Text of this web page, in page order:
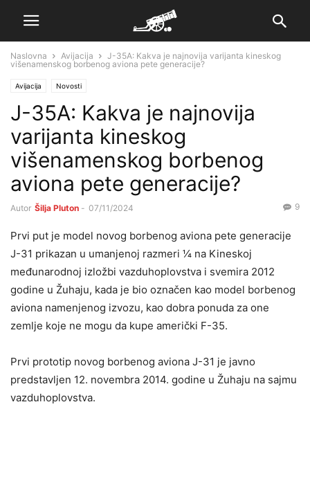
Naslovna Avijacija
J-35A: Kakva je najnovija varijanta kineskog
višenamenskog borbenog aviona pete generacije?
Avijacija Novosti
J-35A: Kakva je najnovija
varijanta kineskog
višenamenskog borbenog
aviona pete generacije?
Autor Šilja Pluton - 07/11/2024 9
Prvi put je model novog borbenog aviona pete generacije
J-31 prikazan u umanjenoj razmeri 1⁄4 na Kineskoj
međunarodnoj izložbi vazduhoplovstva i svemira 2012
godine u Žuhaju, kada je bio označen kao model borbenog
aviona namenjenog izvozu, kao dobra ponuda za one
zemlje koje ne mogu da kupe američki F-35.
Prvi prototip novog borbenog aviona J-31 je javno
predstavljen 12. novembra 2014. godine u Žuhaju na sajmu
vazduhoplovstva.